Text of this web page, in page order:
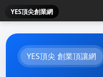
YES頂尖創業網
YES頂尖 創業頂讓網